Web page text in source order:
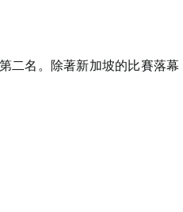
名。除著新加坡的比賽落